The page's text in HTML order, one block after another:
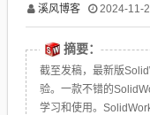
溪风博客 2024-11-
摘要：
截至发稿，最新版
验。一款不错的
学习和使用。